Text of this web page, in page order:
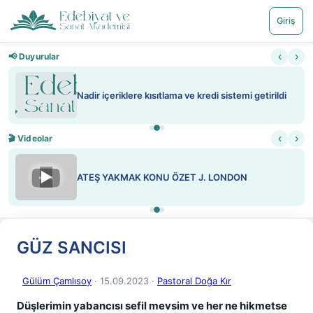
Giriş
📢 Duyurular ‹ ›
Nadir içeriklere kısıtlama ve kredi sistemi getirildi
🎬 Videolar ‹ ›
▶ ATEŞ YAKMAK KONU ÖZET J. LONDON
GÜZ SANCISI
Gülüm Çamlısoy · 15.09.2023 · Pastoral Doğa Kır
Düşlerimin yabancısı sefil mevsim ve her ne hikmetse